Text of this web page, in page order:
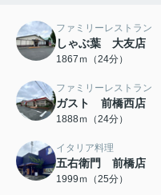
ファミリーレストラン
しゃぶ葉 大友店
1867ｍ（24分）
ファミリーレストラン
ガスト 前橋西店
1888ｍ（24分）
イタリア料理
五右衛門 前橋店
1999ｍ（25分）